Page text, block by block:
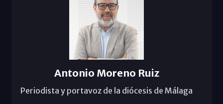
Antonio Moreno Ruiz
Periodista y portavoz de la diócesis de Málaga